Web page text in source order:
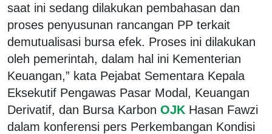
saat ini sedang dilakukan pembahasan dan
proses penyusunan rancangan PP terkait
demutualisasi bursa efek. Proses ini dilakukan
oleh pemerintah, dalam hal ini Kementerian
Keuangan,” kata Pejabat Sementara Kepala
Eksekutif Pengawas Pasar Modal, Keuangan
Derivatif, dan Bursa Karbon OJK Hasan Fawzi
dalam konferensi pers Perkembangan Kondisi